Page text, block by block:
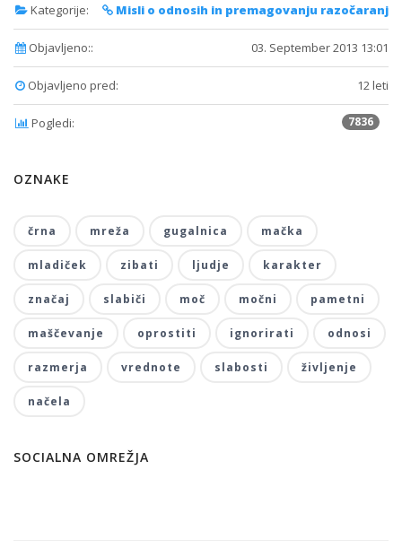
Kategorije: Misli o odnosih in premagovanju razočaranj
Objavljeno:: 03. September 2013 13:01
Objavljeno pred: 12 leti
Pogledi: 7836
OZNAKE
črna mreža gugalnica mačka
mladiček zibati ljudje karakter
značaj slabiči moč močni pametni
maščevanje oprostiti ignorirati odnosi
razmerja vrednote slabosti življenje
načela
SOCIALNA OMREŽJA